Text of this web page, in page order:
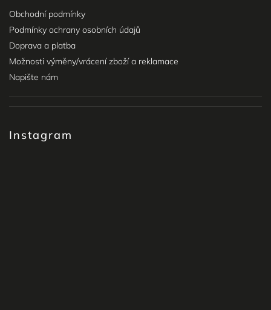
Obchodní podmínky
Podmínky ochrany osobních údajů
Doprava a platba
Možnosti výměny/vrácení zboží a reklamace
Napište nám
Instagram